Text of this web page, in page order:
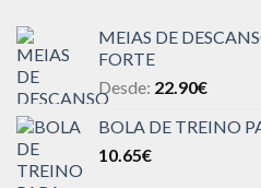
MEIAS DE
FORTE
Desde: 22.90€
BOLA DE TREINO
10.65€